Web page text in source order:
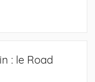
: le Road